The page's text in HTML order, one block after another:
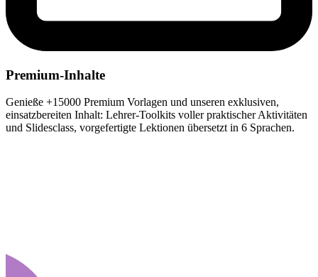
Premium-Inhalte
Genieße +15000 Premium Vorlagen und unseren exklusiven,
einsatzbereiten Inhalt: Lehrer-Toolkits voller praktischer Aktivitäten
und Slidesclass, vorgefertigte Lektionen übersetzt in 6 Sprachen.